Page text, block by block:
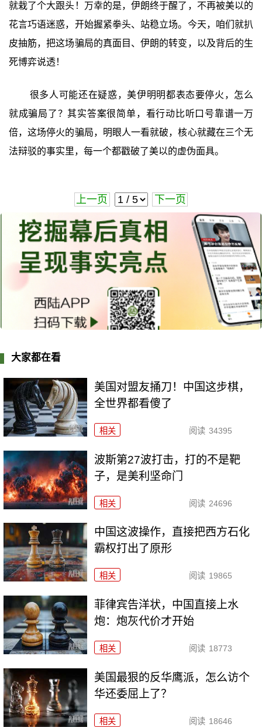
就栽了个大跟头！万幸的是，伊朗终于醒了，不再被美以的
花言巧语迷惑，开始握紧拳头、站稳立场。今天，咱们就扒
皮抽筋，把这场骗局的真面目、伊朗的转变，以及背后的生
死博弈说透！
很多人可能还在疑惑，美伊明明都表态要停火，怎么
就成骗局了？其实答案很简单，看行动比听口号靠谱一万
倍，这场停火的骗局，明眼人一看就破，核心就藏在三个无
法辩驳的事实里，每一个都戳破了美以的虚伪面具。
上一页 下一页
大家都在看
美国对盟友捅刀！中国这步棋，
全世界都看傻了
相关 阅读 34395
波斯第27波打击，打的不是靶
子，是美利坚命门
相关 阅读 24696
中国这波操作，直接把西方石化
霸权打出了原形
相关 阅读 19865
菲律宾告洋状，中国直接上水
炮：炮灰代价才开始
相关 阅读 18773
美国最狠的反华鹰派，怎么访个
华还委屈上了？
相关 阅读 18646